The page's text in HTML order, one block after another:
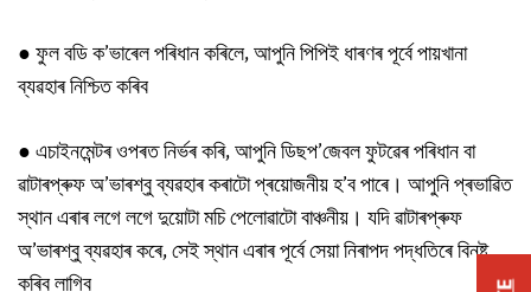
● ফুল বডি ক’ভাৰেল পৰিধান কৰিলে, আপুনি পিপিই ধাৰণৰ পূৰ্বে পায়খানা
ব্যৱহাৰ নিশ্চিত কৰিব
● এচাইনমেন্টৰ ওপৰত নিৰ্ভৰ কৰি, আপুনি ডিছপ’জেবল ফুটৱেৰ পৰিধান বা
ৱাটাৰপ্ৰুফ অ’ভাৰশ্বু ব্যৱহাৰ কৰাটো প্ৰয়োজনীয় হ’ব পাৰে। আপুনি প্ৰভাৱিত
স্থান এৰাৰ লগে লগে দুয়োটা মচি পেলোৱাটো বাঞ্চনীয়। যদি ৱাটাৰপ্ৰুফ
অ’ভাৰশ্বু ব্যৱহাৰ কৰে, সেই স্থান এৰাৰ পূৰ্বে সেয়া নিৰাপদ পদ্ধতিৰে বিনষ্ট